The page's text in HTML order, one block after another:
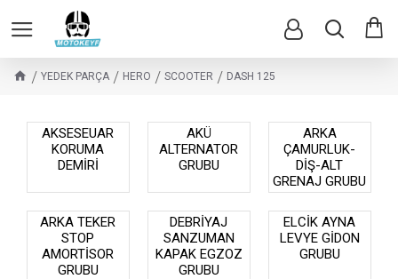
YEDEK PARÇA HERO SCOOTER DASH 125
AKSESEUAR
KORUMA
DEMİRİ
AKÜ
ALTERNATOR
GRUBU
ARKA
ÇAMURLUK-
DİŞ-ALT
GRENAJ GRUBU
ARKA TEKER
STOP
AMORTİSOR
GRUBU
DEBRİYAJ
SANZUMAN
KAPAK EGZOZ
GRUBU
ELCİK AYNA
LEVYE GİDON
GRUBU